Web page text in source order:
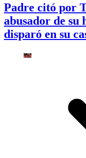
Padre citó por
abusador de su
disparó en su